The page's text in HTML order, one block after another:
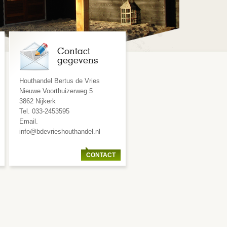
Contact
gegevens
Houthandel Bertus de Vries
Nieuwe Voorthuizerweg 5
3862 Nijkerk
Tel. 033-2453595
Email.
info@bdevrieshouthandel.nl
CONTACT